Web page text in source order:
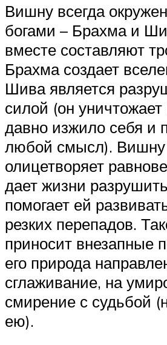
Вишну всегда
богами – Брахма и
вместе составляют
Брахма создает
Шива является
силой (он уничтожает
давно изжило себя и
любой смысл). Вишну
олицетворяет
дает жизни
помогает ей
резких перепадов.
приносит внезапные
его природа
сглаживание, на
смирение с судьбой
ею).